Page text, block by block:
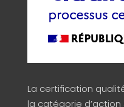
La certification
la catégorie d’action